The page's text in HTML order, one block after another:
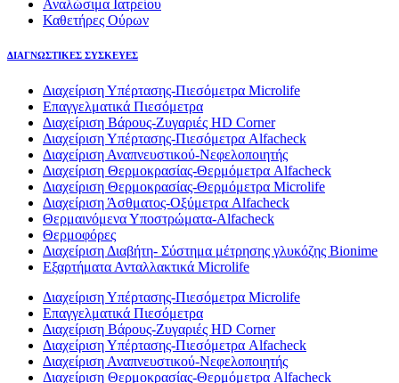
Αναλώσιμα Ιατρείου
Καθετήρες Ούρων
ΔΙΑΓΝΩΣΤΙΚΕΣ ΣΥΣΚΕΥΕΣ
Διαχείριση Υπέρτασης-Πιεσόμετρα Microlife
Επαγγελματικά Πιεσόμετρα
Διαχείριση Βάρους-Ζυγαριές HD Corner
Διαχείριση Υπέρτασης-Πιεσόμετρα Alfacheck
Διαχείριση Αναπνευστικού-Νεφελοποιητής
Διαχείριση Θερμοκρασίας-Θερμόμετρα Alfacheck
Διαχείριση Θερμοκρασίας-Θερμόμετρα Microlife
Διαχείριση Άσθματος-Οξύμετρα Alfacheck
Θερμαινόμενα Υποστρώματα-Alfacheck
Θερμοφόρες
Διαχείριση Διαβήτη- Σύστημα μέτρησης γλυκόζης Bionime
Εξαρτήματα Ανταλλακτικά Microlife
Διαχείριση Υπέρτασης-Πιεσόμετρα Microlife
Επαγγελματικά Πιεσόμετρα
Διαχείριση Βάρους-Ζυγαριές HD Corner
Διαχείριση Υπέρτασης-Πιεσόμετρα Alfacheck
Διαχείριση Αναπνευστικού-Νεφελοποιητής
Διαχείριση Θερμοκρασίας-Θερμόμετρα Alfacheck